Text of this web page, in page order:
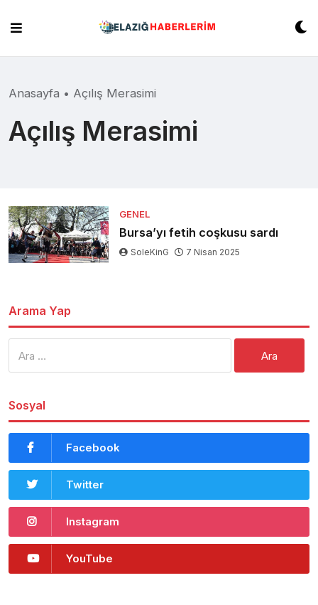
content
Anasayfa • Açılış Merasimi
Açılış Merasimi
GENEL
Bursa’yı fetih coşkusu sardı
SoleKinG 7 Nisan 2025
Arama Yap
Sosyal
Facebook
Twitter
Instagram
YouTube